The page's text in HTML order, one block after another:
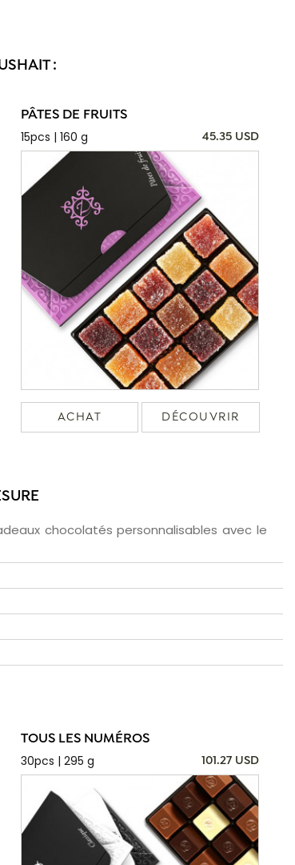
:
PÂTES DE FRUITS
15pcs | 160 g
45.35 USD
ACHAT DÉCOUVRIR
chocolatés personnalisables avec le
TOUS LES NUMÉROS
30pcs | 295 g
101.27 USD